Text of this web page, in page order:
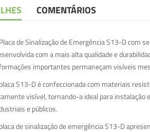
de Sinalização de Emergência S13-D com
com a mais alta qualidade e
importantes permaneçam visíveis
S13-D é confeccionada com materiais
visível, tornando-a ideal para instalação
e públicos.
de sinalização de emergência S13-D
COMENTÁRIOS